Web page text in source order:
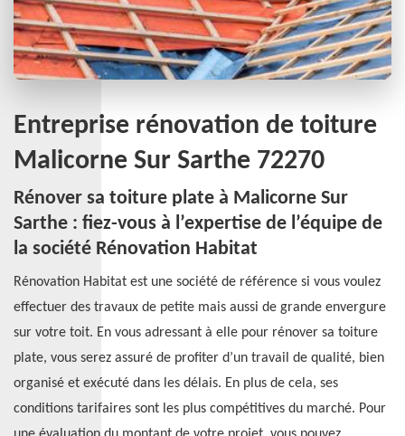
Entreprise rénovation de toiture
Malicorne Sur Sarthe 72270
Rénover sa toiture plate à Malicorne Sur
Sarthe : fiez-vous à l’expertise de l’équipe de
la société Rénovation Habitat
Rénovation Habitat est une société de référence si vous voulez
effectuer des travaux de petite mais aussi de grande envergure
sur votre toit. En vous adressant à elle pour rénover sa toiture
plate, vous serez assuré de profiter d’un travail de qualité, bien
organisé et exécuté dans les délais. En plus de cela, ses
conditions tarifaires sont les plus compétitives du marché. Pour